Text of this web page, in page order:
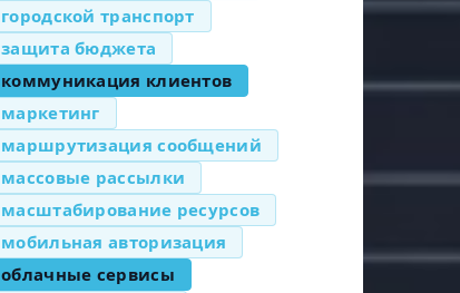
городской транспорт
защита бюджета
коммуникация клиентов
маркетинг
маршрутизация сообщений
массовые рассылки
масштабирование ресурсов
мобильная авторизация
облачные сервисы